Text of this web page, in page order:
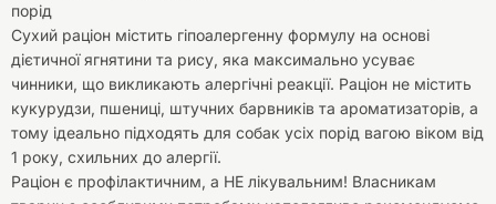
порід
Сухий раціон містить гіпоалергенну формулу на основі
дієтичної ягнятини та рису, яка максимально усуває
чинники, що викликають алергічні реакції. Раціон не містить
кукурудзи, пшениці, штучних барвників та ароматизаторів, а
тому ідеально підходять для собак усіх порід вагою віком від
1 року, схильних до алергії.
Раціон є профілактичним, а НЕ лікувальним! Власникам